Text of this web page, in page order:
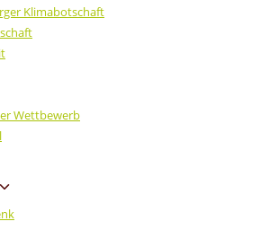
Klimabotschaft
Wettbewerb